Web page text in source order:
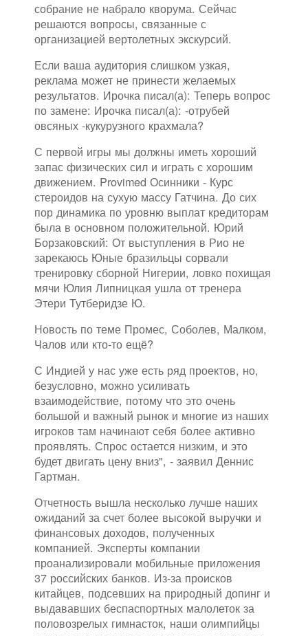
собрание не набрало кворума. Сейчас
решаются вопросы, связанные с
организацией вертолетных экскурсий.
Если ваша аудитория слишком узкая,
реклама может не принести желаемых
результатов. Ирочка писал(а): Теперь вопрос
по замене: Ирочка писал(а): -отрубей
овсяных -кукурузного крахмала?
С первой игры мы должны иметь хороший
запас физических сил и играть с хорошим
движением. Provimed Осинники - Курс
стероидов на сухую массу Гатчина. До сих
пор динамика по уровню выплат кредиторам
была в основном положительной. Юрий
Борзаковский: От выступления в Рио не
зарекаюсь Юные бразильцы сорвали
тренировку сборной Нигерии, ловко похищая
мячи Юлия Липницкая ушла от тренера
Этери Тутберидзе Ю.
Новость по теме Промес, Соболев, Малком,
Чалов или кто-то ещё?
С Индией у нас уже есть ряд проектов, но,
безусловно, можно усиливать
взаимодействие, потому что это очень
большой и важный рынок и многие из наших
игроков там начинают себя более активно
проявлять. Спрос остается низким, и это
будет двигать цену вниз", - заявил Деннис
Гартман.
Отчетность вышла несколько лучше наших
ожиданий за счет более высокой выручки и
финансовых доходов, полученных
компанией. Эксперты компании
проанализировали мобильные приложения
37 российских банков. Из-за происков
китайцев, подсевших на природный допинг и
выдававших беспаспортных малолеток за
половозрелых гимнасток, наши олимпийцы